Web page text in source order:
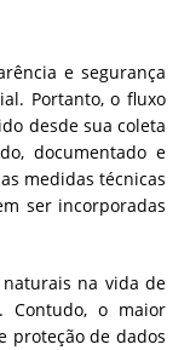
e segurança
Portanto, o fluxo
desde sua coleta
documentado e
medidas técnicas
ser incorporadas
na vida de
Contudo, o maior
proteção de dados